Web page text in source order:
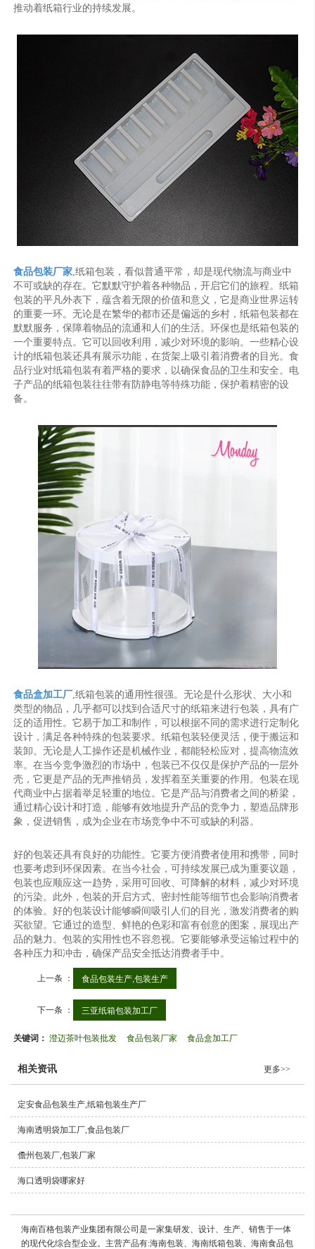
推动着纸箱行业的持续发展。
食品包装厂家 ,纸箱包装，看似普通平常，却是现代物流与商业中
不可或缺的存在。它默默守护着各种物品，开启它们的旅程。纸箱
包装的平凡外表下，蕴含着无限的价值和意义，它是商业世界运转
的重要一环。无论是在繁华的都市还是偏远的乡村，纸箱包装都在
默默服务，保障着物品的流通和人们的生活。环保也是纸箱包装的
一个重要特点。它可以回收利用，减少对环境的影响。一些精心设
计的纸箱包装还具有展示功能，在货架上吸引着消费者的目光。食
品行业对纸箱包装有着严格的要求，以确保食品的卫生和安全。电
子产品的纸箱包装往往带有防静电等特殊功能，保护着精密的设
备。
食品盒加工厂 ,纸箱包装的通用性很强。无论是什么形状、大小和
类型的物品，几乎都可以找到合适尺寸的纸箱来进行包装，具有广
泛的适用性。它易于加工和制作，可以根据不同的需求进行定制化
设计，满足各种特殊的包装要求。纸箱包装轻便灵活，便于搬运和
装卸。无论是人工操作还是机械作业，都能轻松应对，提高物流效
率。在当今竞争激烈的市场中，包装已不仅仅是保护产品的一层外
壳，它更是产品的无声推销员，发挥着至关重要的作用。包装在现
代商业中占据着举足轻重的地位。它是产品与消费者之间的桥梁，
通过精心设计和打造，能够有效地提升产品的竞争力，塑造品牌形
象，促进销售，成为企业在市场竞争中不可或缺的利器。
好的包装还具有良好的功能性。它要方便消费者使用和携带，同时
也要考虑到环保因素。在当今社会，可持续发展已成为重要议题，
包装也应顺应这一趋势，采用可回收、可降解的材料，减少对环境
的污染。此外，包装的开启方式、密封性能等细节也会影响消费者
的体验。好的包装设计能够瞬间吸引人们的目光，激发消费者的购
买欲望。它通过的造型、鲜艳的色彩和富有创意的图案，展现出产
品的魅力。包装的实用性也不容忽视。它要能够承受运输过程中的
各种压力和冲击，确保产品安全抵达消费者手中。
上一条 ： 食品包装生产,包装生产
下一条 ： 三亚纸箱包装加工厂
关键词：澄迈茶叶包装批发 食品包装厂家 食品盒加工厂
相关资讯 更多>>
定安食品包装生产,纸箱包装生产厂
海南透明袋加工厂,食品包装厂
儋州包装厂,包装厂家
海口透明袋哪家好
海南百格包装产业集团有限公司是一家集研发、设计、生产、销售于一体
的现代化综合型企业。主营产品有:海南包装、海南纸箱包装、海南食品包